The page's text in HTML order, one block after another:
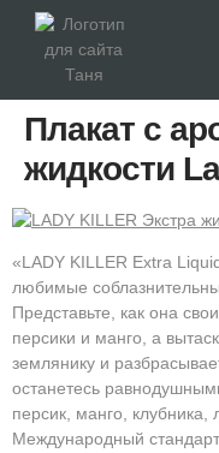
Плакат с
жидкости
«LADY KILLER Extra
любимые
Представьте, как она
персики и манго, а
землянику и
останетесь
персик, манго,
Международный стандарт